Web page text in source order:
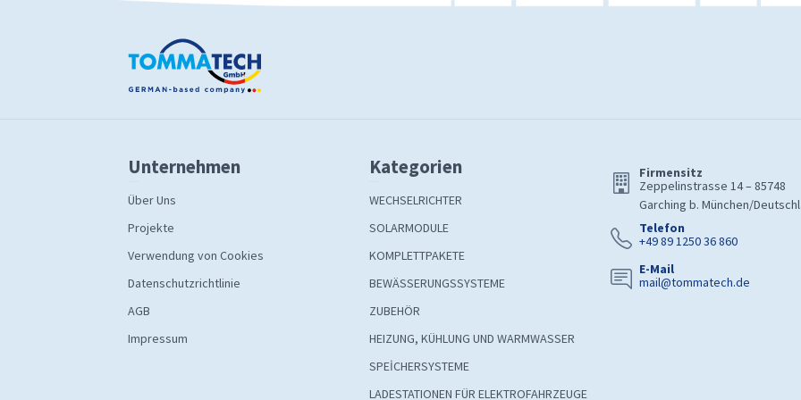
Unternehmen
Über Uns
Projekte
Verwendung von Cookies
Datenschutzrichtlinie
AGB
Impressum
Kategorien
WECHSELRICHTER
SOLARMODULE
KOMPLETTPAKETE
BEWÄSSERUNGSSYSTEME
ZUBEHÖR
HEIZUNG, KÜHLUNG UND WARMWASSER
SPEİCHERSYSTEME
LADESTATIONEN FÜR ELEKTROFAHRZEUGE
Firmensitz
Zeppelinstrasse 14 – 85748
Garching b. München/
Telefon
+49 89 1250 36 860
E-Mail
mail@tommatech.de